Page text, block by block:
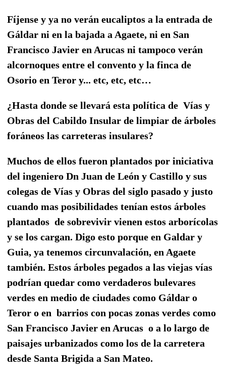
Fíjense y ya no verán eucaliptos a la entrada de
Gáldar ni en la bajada a Agaete, ni en San
Francisco Javier en Arucas ni tampoco verán
alcornoques entre el convento y la finca de
Osorio en Teror y... etc, etc, etc…
¿Hasta donde se llevará esta política de Vías y
Obras del Cabildo Insular de limpiar de árboles
foráneos las carreteras insulares?
Muchos de ellos fueron plantados por iniciativa
del ingeniero Dn Juan de León y Castillo y sus
colegas de Vías y Obras del siglo pasado y justo
cuando mas posibilidades tenían estos árboles
plantados de sobrevivir vienen estos arborícolas
y se los cargan. Digo esto porque en Galdar y
Guia, ya tenemos circunvalación, en Agaete
también. Estos árboles pegados a las viejas vías
podrían quedar como verdaderos bulevares
verdes en medio de ciudades como Gáldar o
Teror o en barrios con pocas zonas verdes como
San Francisco Javier en Arucas o a lo largo de
paisajes urbanizados como los de la carretera
desde Santa Brigida a San Mateo.